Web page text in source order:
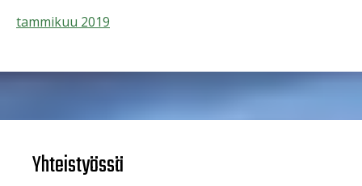
tammikuu 2019
Yhteistyössä